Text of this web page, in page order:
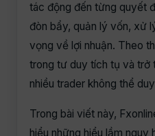
tác động đến từng quyết
đòn bẩy, quản lý vốn, xử
vọng về lợi nhuận. Theo
trong tư duy tích tụ và trở
nhiều trader không thể
Trong bài viết này,
hiểu những hiểu lầm nguy